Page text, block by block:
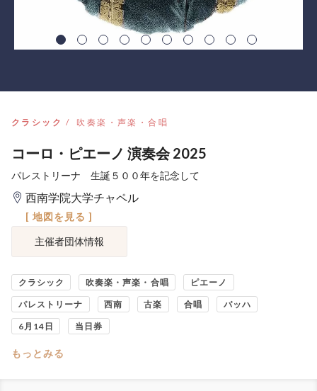
クラシック 吹奏楽・声楽・合唱
コーロ・ピエーノ 演奏会 2025
パレストリーナ 生誕５００年を記念して
西南学院大学チャペル
[ 地図を見る ]
主催者団体情報
クラシック 吹奏楽・声楽・合唱 ピエーノ
パレストリーナ 西南 古楽 合唱 バッハ
6月14日 当日券
もっとみる